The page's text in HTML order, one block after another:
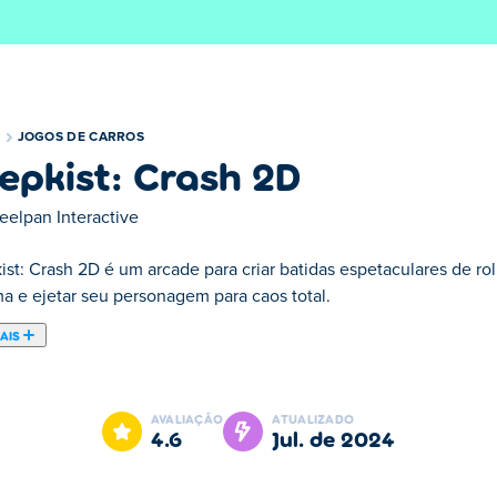
JOGOS DE CARROS
Crash 2D
Interactive
Crash 2D é um arcade para criar batidas espetaculares de
e ejetar seu personagem para caos total.
onde sua missão é criar as colisões mais espetaculares
Yeet resulta em dano final! Quanto mais caos você causar,
para colocar na estrada. você também pode usar as
AVALIAÇÃO
4.6
ATUALIZADO
jul. de 2024